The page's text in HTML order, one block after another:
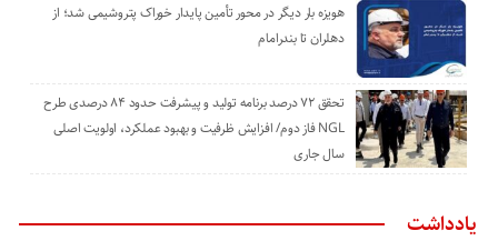
هویزه بار دیگر در محور تأمین پایدار خوراک پتروشیمی شد؛ از
دهلران تا بندرامام
تحقق ۷۲ درصد برنامه تولید و پیشرفت حدود ۸۴ درصدی طرح
NGL فاز دوم/ افزایش ظرفیت و بهبود عملکرد، اولویت اصلی
سال جاری
یادداشت